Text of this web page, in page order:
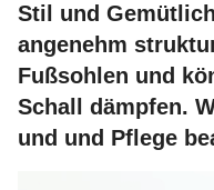
Stil und
angenehm
Fußsohlen und
Schall dämpfen.
und und Pflege